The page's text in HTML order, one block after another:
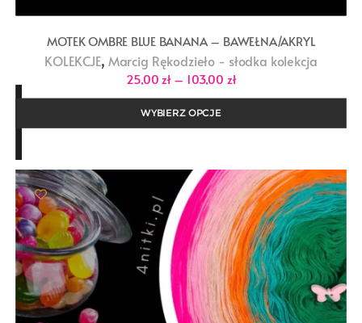
MOTEK OMBRE BLUE BANANA – BAWEŁNA/AKRYL
KOLEKCJE, Marcig Rękodzieło - słodka kolekcja
25,00 zł – 103,00 złZakres
cen:
od
do
WYBIERZ OPCJE